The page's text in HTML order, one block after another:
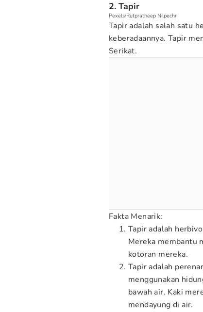
2. Tapir
Pexels/Rutpratheep Nilpechr
Tapir adalah salah satu
keberadaannya. Tapir
Serikat.
Fakta Menarik:
Tapir adalah
Mereka membantu
kotoran mereka.
Tapir adalah
menggunakan
bawah air. Kaki
mendayung di air.